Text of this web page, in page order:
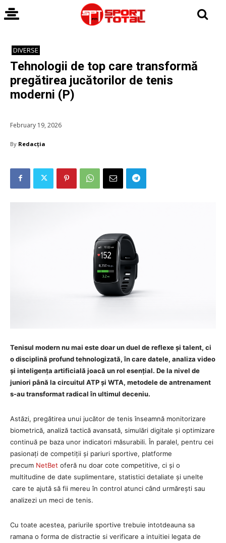
DIVERSE
Tehnologii de top care transformă
pregătirea jucătorilor de tenis
moderni (P)
February 19, 2026
By Redacția
Tenisul modern nu mai este doar un duel de reflexe și talent, ci
o disciplină profund tehnologizată, în care datele, analiza video
și inteligența artificială joacă un rol esențial. De la nivel de
juniori până la circuitul ATP și WTA, metodele de antrenament
s-au transformat radical în ultimul deceniu.
Astăzi, pregătirea unui jucător de tenis înseamnă monitorizare
biometrică, analiză tactică avansată, simulări digitale și optimizare
continuă pe baza unor indicatori măsurabili. În paralel, pentru cei
pasionați de competiții și pariuri sportive, platforme
precum NetBet oferă nu doar cote competitive, ci și o
multitudine de date suplimentare, statistici detaliate și unelte
care te ajută să fii mereu în control atunci când urmărești sau
analizezi un meci de tenis.
Cu toate acestea, pariurile sportive trebuie intotdeauna sa
ramana o forma de distractie si verificare a intuitiei legata de